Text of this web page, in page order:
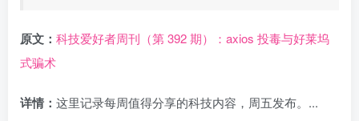
原文： 科技爱好者周刊（第 392 期）：axios 投毒与好莱坞
式骗术
详情： 这里记录每周值得分享的科技内容，周五发布。...